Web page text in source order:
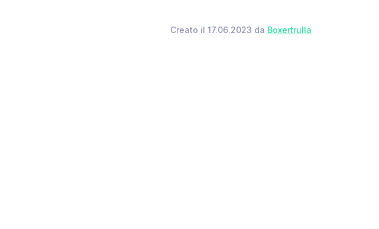
Creato il 17.06.2023 da Boxertrulla